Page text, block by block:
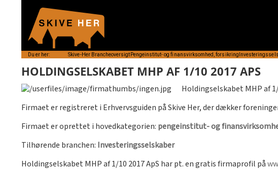
HOLDINGSELSKABET MHP AF 1/10 2017 APS
Holdingselskabet MHP af
Firmaet er registreret i Erhvervsguiden på Skive Her, der dækker
Firmaet er oprettet i hovedkategorien: pengeinstitut- og
Tilhørende branchen: Investeringsselskaber
Holdingselskabet MHP af 1/10 2017 ApS har pt. en gratis firmaprofil på
Du er her: Skive-Her Brancheoversigt Pengeinstitut- og finansvirksomhed, forsikring